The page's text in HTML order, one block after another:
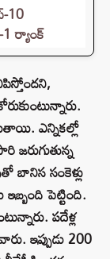
10
ర్యాంక్
ఎన్నికల్లో
జరుగుతున్న
బానిస సంకెళ్లు
పెట్టింది.
పదేళ్ల
ఇప్పుడు 200